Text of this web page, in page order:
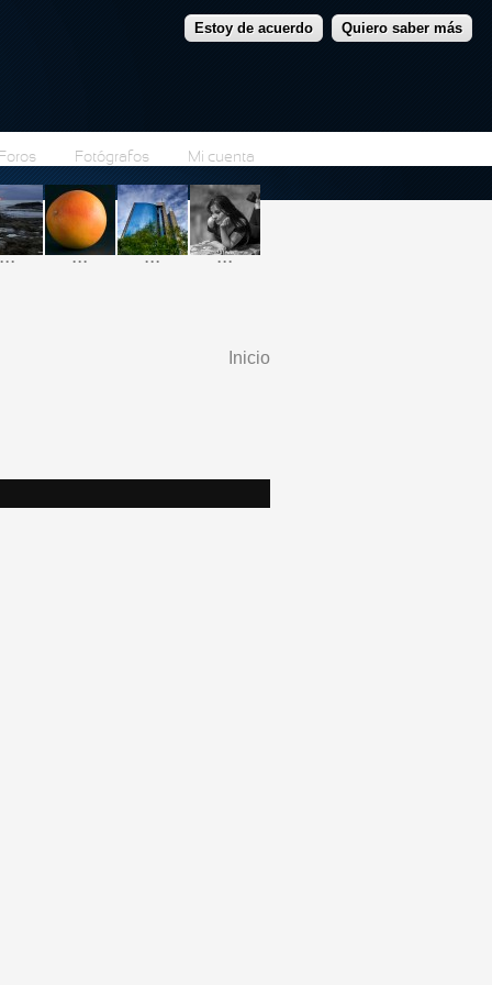
Estoy de acuerdo Quiero saber más
Fotógrafos Mi cuenta
... ... ... ...
Inicio